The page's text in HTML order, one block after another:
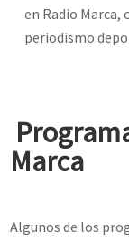
en Radio Marca,
periodismo
Marca
Algunos de los